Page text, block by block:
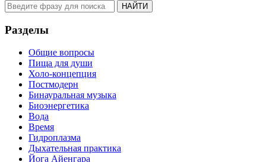
Разделы
Общие вопросы
Пища для души
Холо-концепция
Постмодерн
Бинауральная музыка
Биоэнергетика
Вода
Время
Гидроплазма
Дыхательная практика
Йога Айенгара